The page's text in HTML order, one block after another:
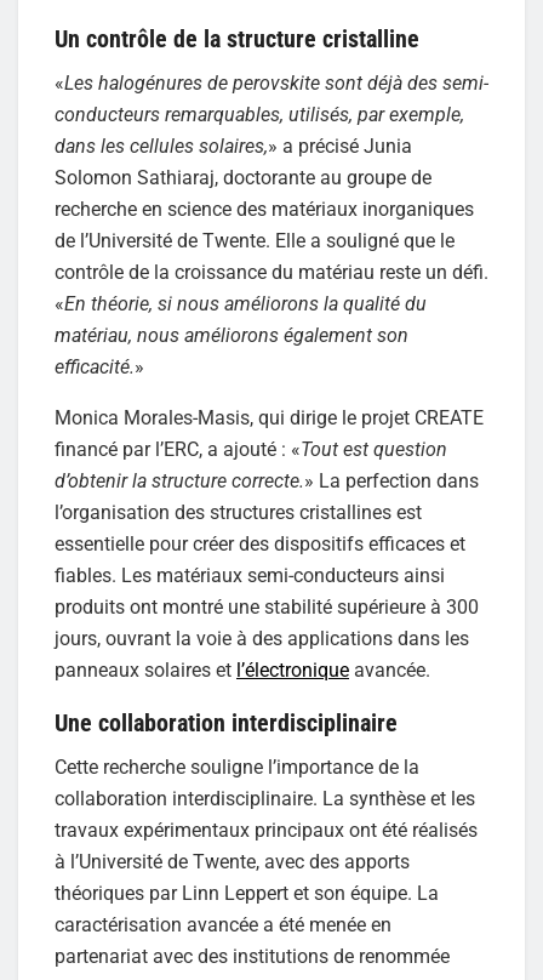
Un contrôle de la structure cristalline
«Les halogénures de perovskite sont déjà des semi-
conducteurs remarquables, utilisés, par exemple,
dans les cellules solaires,» a précisé Junia
Solomon Sathiaraj, doctorante au groupe de
recherche en science des matériaux inorganiques
de l’Université de Twente. Elle a souligné que le
contrôle de la croissance du matériau reste un défi.
«En théorie, si nous améliorons la qualité du
matériau, nous améliorons également son
efficacité.»
Monica Morales-Masis, qui dirige le projet CREATE
financé par l’ERC, a ajouté : «Tout est question
d’obtenir la structure correcte.» La perfection dans
l’organisation des structures cristallines est
essentielle pour créer des dispositifs efficaces et
fiables. Les matériaux semi-conducteurs ainsi
produits ont montré une stabilité supérieure à 300
jours, ouvrant la voie à des applications dans les
panneaux solaires et l’électronique avancée.
Une collaboration interdisciplinaire
Cette recherche souligne l’importance de la
collaboration interdisciplinaire. La synthèse et les
travaux expérimentaux principaux ont été réalisés
à l’Université de Twente, avec des apports
théoriques par Linn Leppert et son équipe. La
caractérisation avancée a été menée en
partenariat avec des institutions de renommée